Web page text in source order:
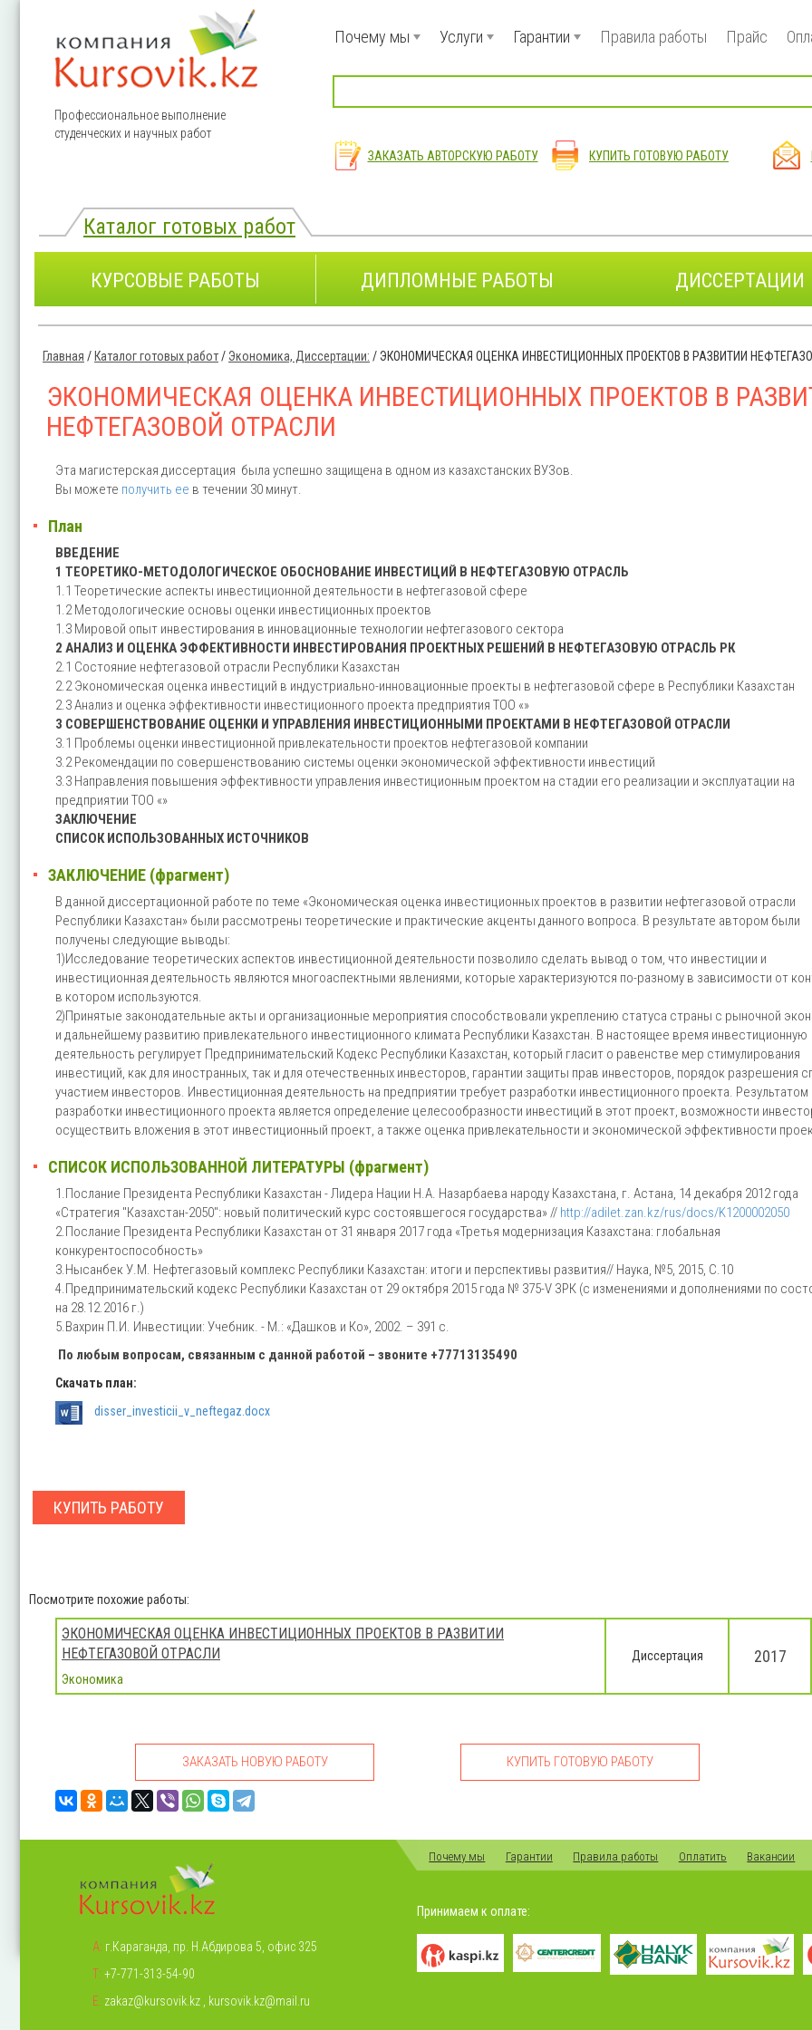
Профессиональное выполнение
студенческих и научных работ
Почему мы Услуги Гарантии Правила работы Прайс
ЗАКАЗАТЬ АВТОРСКУЮ РАБОТУ КУПИТЬ ГОТОВУЮ РАБОТУ
Каталог готовых работ
КУРСОВЫЕ РАБОТЫ ДИПЛОМНЫЕ РАБОТЫ ДИССЕРТАЦИИ
Главная / Каталог готовых работ/ Экономика, Диссертации: /ЭКОНОМИЧЕСКАЯ ОЦЕНКА ИНВЕСТИЦИОННЫХ ПРОЕКТОВ В РАЗВИТИИ
ЭКОНОМИЧЕСКАЯ ОЦЕНКА ИНВЕСТИЦИОННЫХ ПРОЕКТОВ В
НЕФТЕГАЗОВОЙ ОТРАСЛИ
Эта магистерская диссертация была успешно защищена в одном из казахстанских ВУЗов.
Вы можете получить ее в течении 30 минут.
План
ВВЕДЕНИЕ
1 ТЕОРЕТИКО-МЕТОДОЛОГИЧЕСКОЕ ОБОСНОВАНИЕ ИНВЕСТИЦИЙ В НЕФТЕГАЗОВУЮ ОТРАСЛЬ
1.1 Теоретические аспекты инвестиционной деятельности в нефтегазовой сфере
1.2 Методологические основы оценки инвестиционных проектов
1.3 Мировой опыт инвестирования в инновационные технологии нефтегазового сектора
2 АНАЛИЗ И ОЦЕНКА ЭФФЕКТИВНОСТИ ИНВЕСТИРОВАНИЯ ПРОЕКТНЫХ РЕШЕНИЙ В НЕФТЕГАЗОВУЮ ОТРАСЛЬ РК
2.1 Состояние нефтегазовой отрасли Республики Казахстан
2.2 Экономическая оценка инвестиций в индустриально-инновационные проекты в нефтегазовой сфере в Республики Казахстан
2.3 Анализ и оценка эффективности инвестиционного проекта предприятия ТОО «»
3 СОВЕРШЕНСТВОВАНИЕ ОЦЕНКИ И УПРАВЛЕНИЯ ИНВЕСТИЦИОННЫМИ ПРОЕКТАМИ В НЕФТЕГАЗОВОЙ ОТРАСЛИ
3.1 Проблемы оценки инвестиционной привлекательности проектов нефтегазовой компании
3.2 Рекомендации по совершенствованию системы оценки экономической эффективности инвестиций
3.3 Направления повышения эффективности управления инвестиционным проектом на стадии его реализации и эксплуатации на
предприятии ТОО «»
ЗАКЛЮЧЕНИЕ
СПИСОК ИСПОЛЬЗОВАННЫХ ИСТОЧНИКОВ
ЗАКЛЮЧЕНИЕ (фрагмент)
В данной диссертационной работе по теме «Экономическая оценка инвестиционных проектов в развитии нефтегазовой отрасли
Республики Казахстан» были рассмотрены теоретические и практические акценты данного вопроса. В результате автором были
получены следующие выводы:
1)Исследование теоретических аспектов инвестиционной деятельности позволило сделать вывод о том, что инвестиции и
инвестиционная деятельность являются многоаспектными явлениями, которые характеризуются по-разному в зависимости от
в котором используются.
2)Принятые законодательные акты и организационные мероприятия способствовали укреплению статуса страны с рыночной
и дальнейшему развитию привлекательного инвестиционного климата Республики Казахстан. В настоящее время инвестиционную
деятельность регулирует Предпринимательский Кодекс Республики Казахстан, который гласит о равенстве мер стимулирования
инвестиций, как для иностранных, так и для отечественных инвесторов, гарантии защиты прав инвесторов, порядок разрешения
участием инвесторов. Инвестиционная деятельность на предприятии требует разработки инвестиционного проекта. Результатом
разработки инвестиционного проекта является определение целесообразности инвестиций в этот проект, возможности
осуществить вложения в этот инвестиционный проект, а также оценка привлекательности и экономической эффективности
СПИСОК ИСПОЛЬЗОВАННОЙ ЛИТЕРАТУРЫ (фрагмент)
1.Послание Президента Республики Казахстан - Лидера Нации Н.А. Назарбаева народу Казахстана, г. Астана, 14 декабря 2012 года
«Стратегия "Казахстан-2050": новый политический курс состоявшегося государства» // http://adilet.zan.kz/rus/docs/K1200002050
2.Послание Президента Республики Казахстан от 31 января 2017 года «Третья модернизация Казахстана: глобальная
конкурентоспособность»
3.Нысанбек У.М. Нефтегазовый комплекс Республики Казахстан: итоги и перспективы развития// Наука, №5, 2015, С.10
4.Предпринимательский кодекс Республики Казахстан от 29 октября 2015 года № 375-V ЗРК (с изменениями и дополнениями по
на 28.12.2016 г.)
5.Вахрин П.И. Инвестиции: Учебник. - М.: «Дашков и Ко», 2002. – 391 с.
По любым вопросам, связанным с данной работой – звоните +77713135490
Скачать план:
disser_investicii_v_neftegaz.docx
КУПИТЬ РАБОТУ
Посмотрите похожие работы:
ЭКОНОМИЧЕСКАЯ ОЦЕНКА ИНВЕСТИЦИОННЫХ ПРОЕКТОВ В РАЗВИТИИ
НЕФТЕГАЗОВОЙ ОТРАСЛИ
Экономика
Диссертация 2017
ЗАКАЗАТЬ НОВУЮ РАБОТУ КУПИТЬ ГОТОВУЮ РАБОТУ
А: г.Караганда, пр. Н.Абдирова 5, офис 325
Т: +7-771-313-54-90
Е: zakaz@kursovik.kz, kursovik.kz@mail.ru
Почему мы Гарантии Правила работы Оплатить Вакансии
Принимаем к оплате: